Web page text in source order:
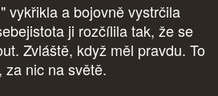
vykřikla a bojovně vystrčila
ji rozčílila tak, že se
Zvláště, když měl pravdu. To
za nic na světě.